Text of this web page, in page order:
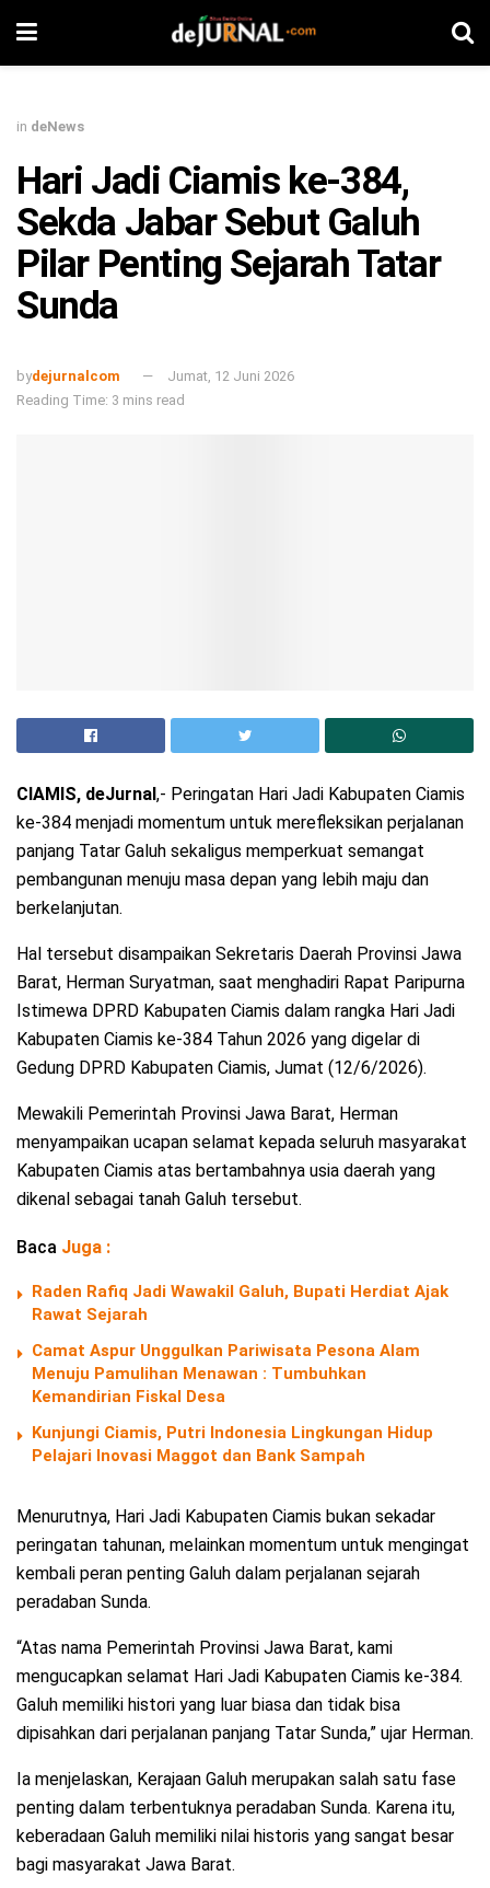
in deNews
Hari Jadi Ciamis ke-384,
Sekda Jabar Sebut Galuh
Pilar Penting Sejarah Tatar
Sunda
bydejurnalcom
Jumat, 12 Juni 2026
Reading Time: 3 mins read
CIAMIS, deJurnal,- Peringatan Hari Jadi Kabupaten Ciamis
ke-384 menjadi momentum untuk merefleksikan perjalanan
panjang Tatar Galuh sekaligus memperkuat semangat
pembangunan menuju masa depan yang lebih maju dan
berkelanjutan.
Hal tersebut disampaikan Sekretaris Daerah Provinsi Jawa
Barat, Herman Suryatman, saat menghadiri Rapat Paripurna
Istimewa DPRD Kabupaten Ciamis dalam rangka Hari Jadi
Kabupaten Ciamis ke-384 Tahun 2026 yang digelar di
Gedung DPRD Kabupaten Ciamis, Jumat (12/6/2026).
Mewakili Pemerintah Provinsi Jawa Barat, Herman
menyampaikan ucapan selamat kepada seluruh masyarakat
Kabupaten Ciamis atas bertambahnya usia daerah yang
dikenal sebagai tanah Galuh tersebut.
Baca Juga :
Raden Rafiq Jadi Wawakil Galuh, Bupati Herdiat Ajak
Rawat Sejarah
Camat Aspur Unggulkan Pariwisata Pesona Alam
Menuju Pamulihan Menawan : Tumbuhkan
Kemandirian Fiskal Desa
Kunjungi Ciamis, Putri Indonesia Lingkungan Hidup
Pelajari Inovasi Maggot dan Bank Sampah
Menurutnya, Hari Jadi Kabupaten Ciamis bukan sekadar
peringatan tahunan, melainkan momentum untuk mengingat
kembali peran penting Galuh dalam perjalanan sejarah
peradaban Sunda.
“Atas nama Pemerintah Provinsi Jawa Barat, kami
mengucapkan selamat Hari Jadi Kabupaten Ciamis ke-384.
Galuh memiliki histori yang luar biasa dan tidak bisa
dipisahkan dari perjalanan panjang Tatar Sunda,” ujar Herman.
Ia menjelaskan, Kerajaan Galuh merupakan salah satu fase
penting dalam terbentuknya peradaban Sunda. Karena itu,
keberadaan Galuh memiliki nilai historis yang sangat besar
bagi masyarakat Jawa Barat.